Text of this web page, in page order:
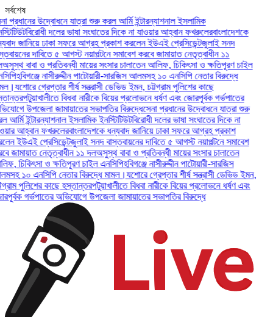
সর্বশেষ
উদ্বোধনে যাত্রা শুরু করল আর্মি ইন্টারন্যাশনাল ইসলামিক
বিরোধী দলের ভাষা সংঘাতের দিকে না যাওয়ার আহ্বান ফখরুলেরবাংলাদেশকে
জানিয়ে ঢাকা সফরে আগ্রহ প্রকাশ করলেন ইউএই প্রেসিডেন্টজুলাই সনদ
দাবিতে ৫ আগস্ট নয়াপল্টনে সমাবেশ করবে জামায়াত নেতৃত্বাধীন ১১
বাবা ও প্রতিবন্ধী মায়ের সংসার চালাতেন আলিফ, চিকিৎসা ও ক্ষতিপূরণ চাইল
হবিগঞ্জে নাসীরুদ্দীন পাটোয়ারী-সারজিস আলমসহ ১০ এনসিপি নেতার বিরুদ্ধে
যশোরে গ্রেপ্তার শীর্ষ সন্ত্রাসী ডেভিড ইমন, চট্টগ্রাম পুলিশের কাছে
পটুয়াখালীতে বিধবা নারীকে বিয়ের প্রলোভনে ধর্ষণ এবং জোরপূর্বক গর্ভপাতের
উপজেলা জামায়াতের সভাপতির বিরুদ্ধেসেনা প্রধানের উদ্বোধনে যাত্রা শুরু
ইন্টারন্যাশনাল ইসলামিক ইনস্টিটিউটবিরোধী দলের ভাষা সংঘাতের দিকে না
আহ্বান ফখরুলেরবাংলাদেশকে ধন্যবাদ জানিয়ে ঢাকা সফরে আগ্রহ প্রকাশ
ইউএই প্রেসিডেন্টজুলাই সনদ বাস্তবায়নের দাবিতে ৫ আগস্ট নয়াপল্টনে সমাবেশ
নেতৃত্বাধীন ১১ দলঅসুস্থ বাবা ও প্রতিবন্ধী মায়ের সংসার চালাতেন
চিকিৎসা ও ক্ষতিপূরণ চাইল এনসিপিহবিগঞ্জে নাসীরুদ্দীন পাটোয়ারী-সারজিস
১০ এনসিপি নেতার বিরুদ্ধে মামল।যশোরে গ্রেপ্তার শীর্ষ সন্ত্রাসী ডেভিড ইমন,
পুলিশের কাছে হস্তান্তরপটুয়াখালীতে বিধবা নারীকে বিয়ের প্রলোভনে ধর্ষণ এবং
গর্ভপাতের অভিযোগে উপজেলা জামায়াতের সভাপতির বিরুদ্ধে